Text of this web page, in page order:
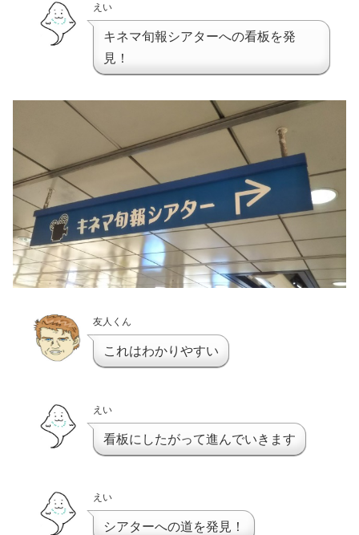
えい
キネマ旬報シアターへの看板を発
見！
友人くん
これはわかりやすい
えい
看板にしたがって進んでいきます
えい
シアターへの道を発見！